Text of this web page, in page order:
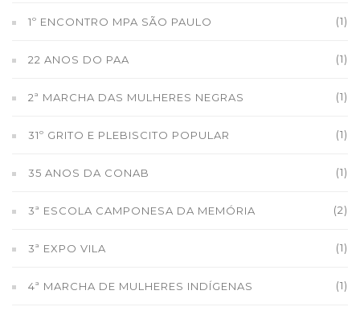
1º ENCONTRO MPA SÃO PAULO (1)
22 ANOS DO PAA (1)
2ª MARCHA DAS MULHERES NEGRAS (1)
31º GRITO E PLEBISCITO POPULAR (1)
35 ANOS DA CONAB (1)
3ª ESCOLA CAMPONESA DA MEMÓRIA (2)
3ª EXPO VILA (1)
4ª MARCHA DE MULHERES INDÍGENAS (1)